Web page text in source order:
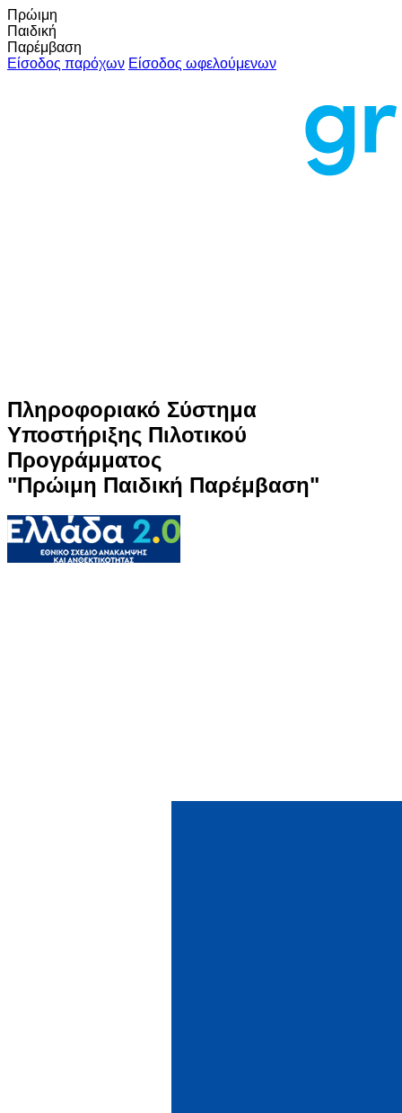
Πρώιμη
Παιδική
Παρέμβαση
Είσοδος παρόχων Είσοδος ωφελούμενων
Πληροφοριακό Σύστημα
Υποστήριξης Πιλοτικού
Προγράμματος
"Πρώιμη Παιδική Παρέμβαση"